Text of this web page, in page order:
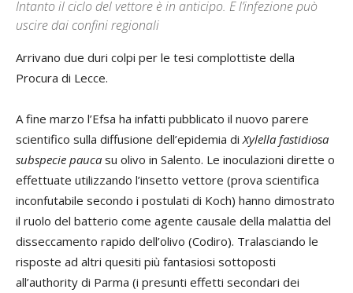
Intanto il ciclo del vettore è in anticipo. E l’infezione può
uscire dai confini regionali
Arrivano due duri colpi per le tesi complottiste della
Procura di Lecce.
A fine marzo l’Efsa ha infatti pubblicato il nuovo parere
scientifico sulla diffusione dell’epidemia di Xylella fastidiosa
subspecie pauca su olivo in Salento. Le inoculazioni dirette o
effettuate utilizzando l’insetto vettore (prova scientifica
inconfutabile secondo i postulati di Koch) hanno dimostrato
il ruolo del batterio come agente causale della malattia del
disseccamento rapido dell’olivo (Codiro). Tralasciando le
risposte ad altri quesiti più fantasiosi sottoposti
all’authority di Parma (i presunti effetti secondari dei